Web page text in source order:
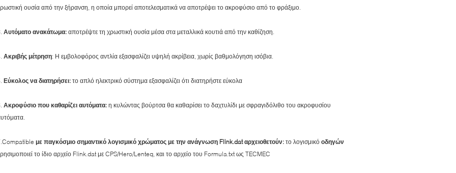
ουσία από την ξήρανση, η οποία μπορεί αποτελεσματικά να αποτρέψει το ακροφύσιο από το φράξιμο.
Αυτόματο ανακάτωμα: αποτρέψτε τη χρωστική ουσία μέσα στα μεταλλικά κουτιά από την καθίζηση.
Ακριβής μέτρηση: Η εμβολοφόρος αντλία εξασφαλίζει υψηλή ακρίβεια, χωρίς βαθμολόγηση ισόβια.
Εύκολος να διατηρήσει: το απλό ηλεκτρικό σύστημα εξασφαλίζει ότι διατηρήστε εύκολα
Ακροφύσιο που καθαρίζει αυτόματα: η κυλώντας βούρτσα θα καθαρίσει το δαχτυλίδι με σφραγιδόλιθο του ακροφυσίου
με παγκόσμιο σημαντικό λογισμικό χρώματος με την ανάγνωση Flink.dat αρχειοθετούν: το λογισμικό οδηγών
το ίδιο αρχείο Flink.dat με CPS/Hero/Lenteq, και το αρχείο του Formula.txt ως TECMEC